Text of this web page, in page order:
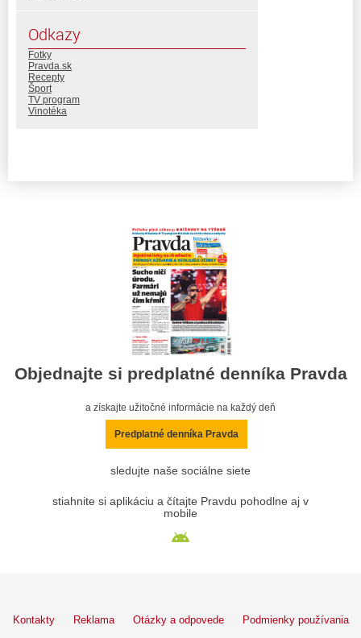
Odkazy
Fotky
Pravda.sk
Recepty
Šport
TV program
Vinotéka
Objednajte si predplatné denníka Pravda
a získajte užitočné informácie na každý deň
Predplatné denníka Pravda
sledujte naše sociálne siete
stiahnite si aplikáciu a čítajte Pravdu pohodlne aj v
mobile
Kontakty Reklama Otázky a odpovede Podmienky používania